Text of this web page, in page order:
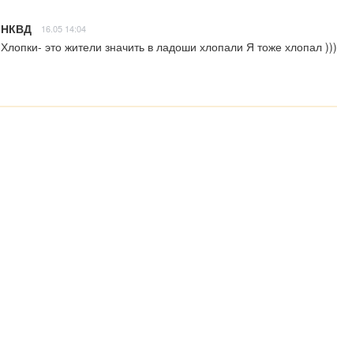
НКВД 16.05 14:04
Хлопки- это жители значить в ладоши хлопали Я тоже хлопал )))